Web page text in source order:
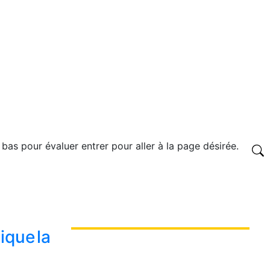
pour évaluer entrer pour aller à la page désirée.
la